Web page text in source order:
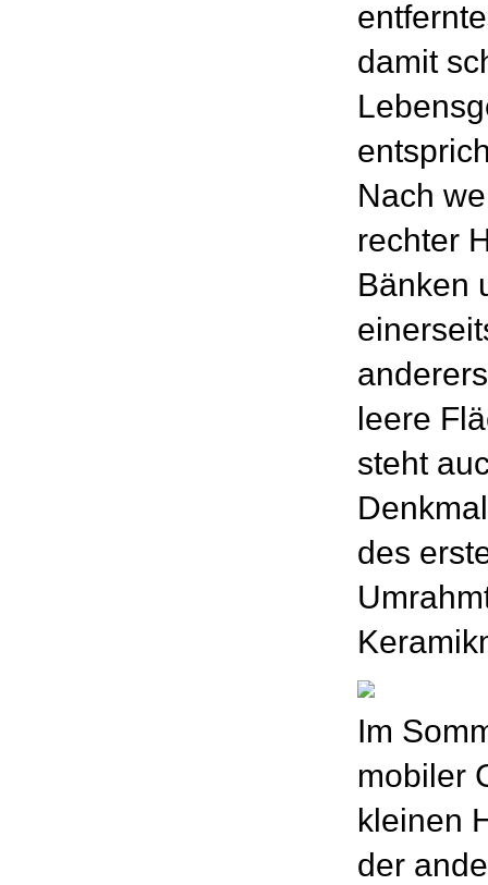
damit
Nach
rechter
Bänken
leere
steht
des
Im
mobiler
kleinen
der